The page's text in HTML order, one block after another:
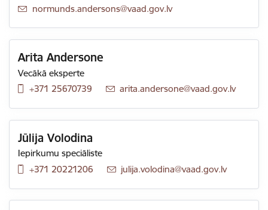
E-pasts:
normunds.andersons@vaad.gov.lv
Arita Andersone
Vecākā eksperte
+371 25670739
E-pasts:
arita.andersone@vaad.gov.lv
Jūlija Volodina
Iepirkumu speciāliste
+371 20221206
E-pasts:
julija.volodina@vaad.gov.lv